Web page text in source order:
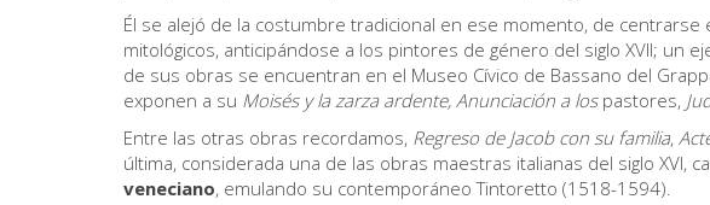
Él se alejó de la costumbre tradicional en ese momento, de
mitológicos, anticipándose a los pintores de género del siglo XVII; un
de sus obras se encuentran en el Museo Cívico de Bassano del
exponen a su Moisés y la zarza ardente, Anunciación a lospastores,
Entre las otras obras recordamos, Regreso de Jacob con su familia,
última, considerada una de las obras maestras italianas del siglo XVI,
veneciano, emulando su contemporáneo Tintoretto (1518-1594).